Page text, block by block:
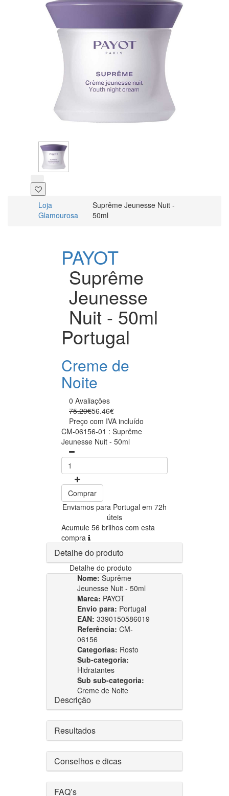
Loja
Glamourosa
Suprême Jeunesse Nuit -
50ml
PAYOT
Suprême
Jeunesse
Nuit - 50ml
Portugal
Creme de
Noite
0 Avaliações
75.29€56.46€
Preço com IVA incluído
CM-06156-01 : Suprême
Jeunesse Nuit - 50ml
Comprar
Enviamos para Portugal em 72h
úteis
Acumule 56 brilhos com esta
compra
Detalhe do produto
Detalhe do produto
Nome: Suprême
Jeunesse Nuit - 50ml
Marca: PAYOT
Envio para: Portugal
EAN: 3390150586019
Referência: CM-
06156
Categorias: Rosto
Sub-categoria:
Hidratantes
Sub sub-categoria:
Creme de Noite
Descrição
Resultados
Conselhos e dicas
FAQ’s